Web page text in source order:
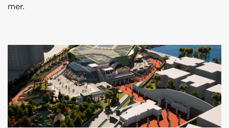
mer.